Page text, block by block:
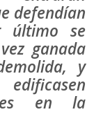
defendían
último se
ganada
y
en la